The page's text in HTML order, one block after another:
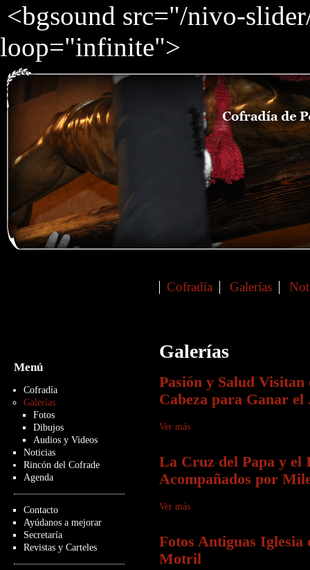
<bgsound src="/nivo-
loop="infinite">
Galerías
Pasión y Salud
Cabeza para Ganar el
Ver más
La Cruz del Papa y el
Acompañados por
Ver más
Fotos Antiguas Iglesia
Motril
Cofradía Galerías
Menú
Cofradía
Galerías
Fotos
Dibujos
Audios y Videos
Noticias
Rincón del Cofrade
Agenda
Contacto
Ayúdanos a mejorar
Secretaría
Revistas y Carteles